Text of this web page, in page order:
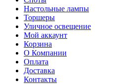
Настольные лампы
Торшеры
Уличное освещение
Мой аккаунт
Корзина
О Компании
Оплата
Доставка
Контакты